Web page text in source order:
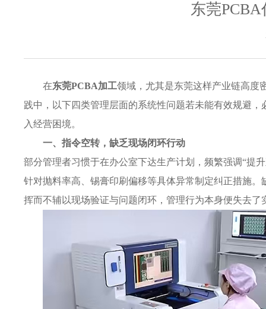
东莞
在东莞PCBA加工领域，尤其是东莞这样产业链高度
践中，以下四类管理层面的系统性问题若未能有效规避
入经营困境。
一、指令空转，缺乏现场闭环行动
部分管理者习惯于在办公室下达生产计划，频繁强调“提
针对抛料率高、锡膏印刷偏移等具体异常制定纠正措施
挥而不辅以现场验证与问题闭环，管理行为本身便失去了